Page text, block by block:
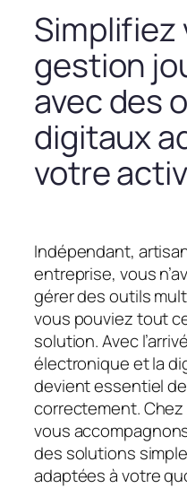
Simplifiez
gestion
avec des
digitaux
votre
Indépendant,
entreprise, vous
gérer des outils
vous pouviez tout
solution. Avec
électronique et la
devient essentiel
correctement. Chez
vous
des solutions
adaptées à votre